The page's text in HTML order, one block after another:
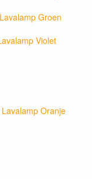
Groen
Violet
Oranje